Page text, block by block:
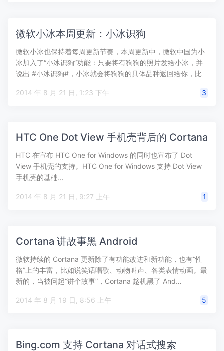
微软小冰本周更新：小冰识狗
微软小冰也保持着每周更新节奏，本周更新中，微软中国为小
冰加入了“小冰识狗”功能：只要将有狗狗的照片发给小冰，并
说出 #小冰识狗#，小冰就会将狗狗的具体品种返回给你，比
2014 年 8 月 21 日, 1:23 下午
3
HTC One Dot View 手机壳背后的 Cortana
HTC 在宣布 HTC One for Windows 的同时也宣布了 Dot
View 手机壳的支持。HTC One for Windows 支持 Dot View
手机壳的基础…
2014 年 8 月 21 日, 9:27 上午 1
Cortana 讲故事黑 Android
微软持续的 Cortana 更新除了有功能改进和新功能，也有“性
格”上的丰富，比如说笑话唱歌、动物叫声、各类表情动画。最
新的，当被问起“讲个故事”，Cortana 趁机黑了 And…
2014 年 8 月 19 日, 8:56 上午 5
Bing.com 支持 Cortana 对话式搜索